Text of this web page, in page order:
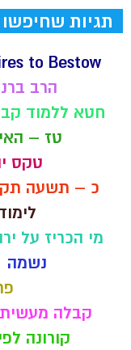
תגיות
to Bestow
הרב
חטא ללמוד
טז –
טקס
כ – תשעה
מי הכריז על
נשמה
קבלה מעשית
קורונה